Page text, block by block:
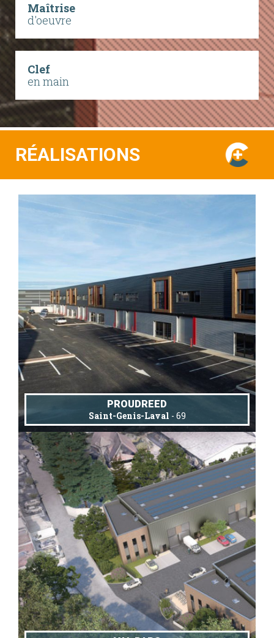
Maîtrise
d'oeuvre
Clef
en main
RÉALISATIONS
PROUDREED
Saint-Genis-Laval - 69